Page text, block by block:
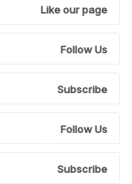
Like our page
Follow Us
Subscribe
Follow Us
Subscribe